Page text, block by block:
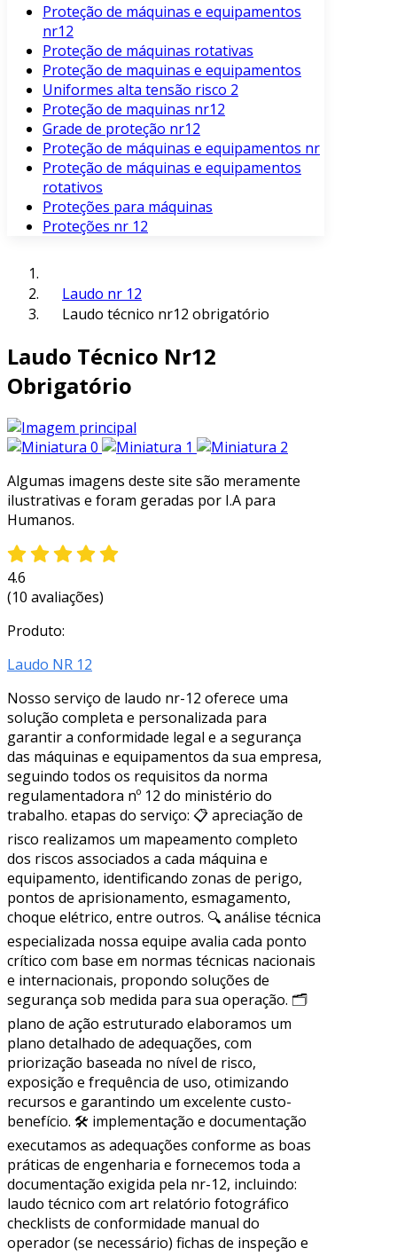
Proteção de máquinas e equipamentos
nr12
Proteção de máquinas rotativas
Proteção de maquinas e equipamentos
Uniformes alta tensão risco 2
Proteção de maquinas nr12
Grade de proteção nr12
Proteção de máquinas e equipamentos nr
Proteção de máquinas e equipamentos
rotativos
Proteções para máquinas
Proteções nr 12
Laudo nr 12
Laudo técnico nr12 obrigatório
Laudo Técnico Nr12
Obrigatório
Algumas imagens deste site são meramente
ilustrativas e foram geradas por I.A para
Humanos.
4.6
(10 avaliações)
Produto:
Laudo NR 12
Nosso serviço de laudo nr-12 oferece uma
solução completa e personalizada para
garantir a conformidade legal e a segurança
das máquinas e equipamentos da sua empresa,
seguindo todos os requisitos da norma
regulamentadora nº 12 do ministério do
trabalho. etapas do serviço: 📋 apreciação de
risco realizamos um mapeamento completo
dos riscos associados a cada máquina e
equipamento, identificando zonas de perigo,
pontos de aprisionamento, esmagamento,
choque elétrico, entre outros. 🔍 análise técnica
especializada nossa equipe avalia cada ponto
crítico com base em normas técnicas nacionais
e internacionais, propondo soluções de
segurança sob medida para sua operação. 🗂
plano de ação estruturado elaboramos um
plano detalhado de adequações, com
priorização baseada no nível de risco,
exposição e frequência de uso, otimizando
recursos e garantindo um excelente custo-
benefício. 🛠 implementação e documentação
executamos as adequações conforme as boas
práticas de engenharia e fornecemos toda a
documentação exigida pela nr-12, incluindo:
laudo técnico com art relatório fotográfico
checklists de conformidade manual do
operador (se necessário) fichas de inspeção e